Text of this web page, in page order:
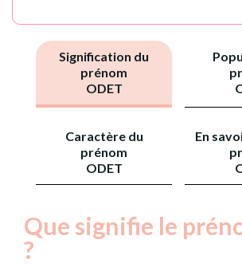
Signification du
prénom
ODET
Caractère du
prénom
ODET
En
Que signifie le
?